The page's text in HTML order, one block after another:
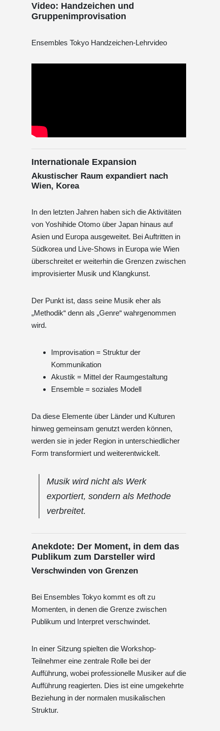
Video: Handzeichen und
Gruppenimprovisation
Ensembles Tokyo Handzeichen-Lehrvideo
Internationale Expansion
Akustischer Raum expandiert nach
Wien, Korea
In den letzten Jahren haben sich die Aktivitäten
von Yoshihide Otomo über Japan hinaus auf
Asien und Europa ausgeweitet. Bei Auftritten in
Südkorea und Live-Shows in Europa wie Wien
überschreitet er weiterhin die Grenzen zwischen
improvisierter Musik und Klangkunst.
Der Punkt ist, dass seine Musik eher als
„Methodik“ denn als „Genre“ wahrgenommen
wird.
Improvisation = Struktur der
Kommunikation
Akustik = Mittel der Raumgestaltung
Ensemble = soziales Modell
Da diese Elemente über Länder und Kulturen
hinweg gemeinsam genutzt werden können,
werden sie in jeder Region in unterschiedlicher
Form transformiert und weiterentwickelt.
Musik wird nicht als Werk
exportiert, sondern als Methode
verbreitet.
Anekdote: Der Moment, in dem das
Publikum zum Darsteller wird
Verschwinden von Grenzen
Bei Ensembles Tokyo kommt es oft zu
Momenten, in denen die Grenze zwischen
Publikum und Interpret verschwindet.
In einer Sitzung spielten die Workshop-
Teilnehmer eine zentrale Rolle bei der
Aufführung, wobei professionelle Musiker auf die
Aufführung reagierten. Dies ist eine umgekehrte
Beziehung in der normalen musikalischen
Struktur.